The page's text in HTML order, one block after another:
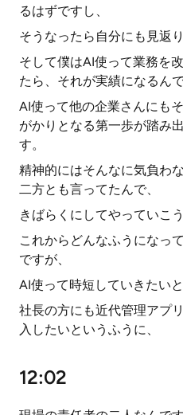
るはずですし、
そうなったら自分にも見返
そして僕はAI使って業務を
たら、それが実績になるんで
AI使って他の企業さんにも
がかりとなる第一歩が踏み
す。
精神的にはそんなに気負わ
二方とも言ってたんで、
きばらくにしてやっていこ
これからどんなふうになっ
ですが、
AI使って時短していきたいと
社長の方にも近代管理アプ
入したいというふうに、
12:02